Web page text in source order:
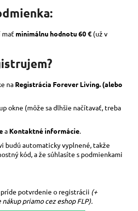
mať minimálnu hodnotu 60 € (už v
na Registrácia Forever Living. (alebo
okne (môže sa dlhšie načítavať, treba
a Kontaktné informácie.
budú automaticky vyplnené, takže
kód, a že súhlasíte s podmienkami
potvrdenie o registrácii (+
priamo cez eshop FLP).